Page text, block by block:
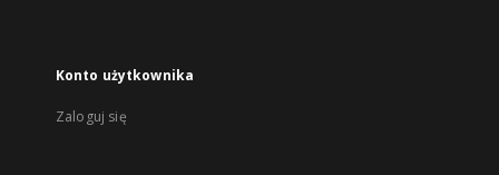
Konto użytkownika
Zaloguj się